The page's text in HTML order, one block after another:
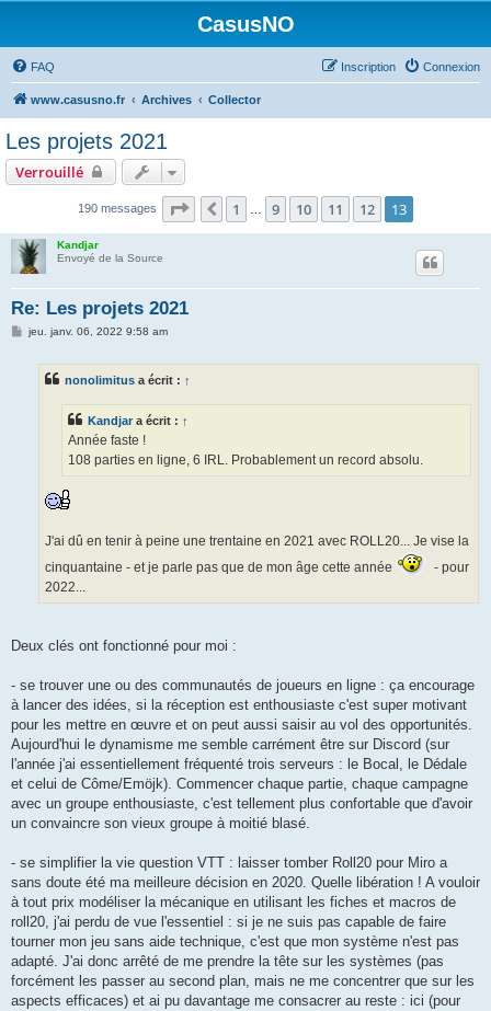
CasusNO
FAQ Connexion
Inscription
www.casusno.fr Archives Collector
Les projets 2021
Verrouillé
190 messages Page 13 sur 13
Précédent
1 9 10 11 12 13
Kandjar
Envoyé de la Source
Re: Les projets 2021
Mjeu. janv. 06, 2022 9:58 am
nonolimitus a écrit : ↑
Kandjara écrit : ↑
Année faste !
108 parties en ligne, 6 IRL. Probablement un record absolu.
J'ai dû en tenir à peine une trentaine en 2021 avec ROLL20... Je vise la
cinquantaine - et je parle pas que de mon âge cette année
- pour
2022...
Deux clés ont fonctionné pour moi :
- se trouver une ou des communautés de joueurs en ligne : ça encourage
à lancer des idées, si la réception est enthousiaste c'est super motivant
pour les mettre en œuvre et on peut aussi saisir au vol des opportunités.
Aujourd'hui le dynamisme me semble carrément être sur Discord (sur
l'année j'ai essentiellement fréquenté trois serveurs : le Bocal, le Dédale
et celui de Côme/Emöjk). Commencer chaque partie, chaque campagne
avec un groupe enthousiaste, c'est tellement plus confortable que d'avoir
un convaincre son vieux groupe à moitié blasé.
- se simplifier la vie question VTT : laisser tomber Roll20 pour Miro a
sans doute été ma meilleure décision en 2020. Quelle libération ! A vouloir
à tout prix modéliser la mécanique en utilisant les fiches et macros de
roll20, j'ai perdu de vue l'essentiel : si je ne suis pas capable de faire
tourner mon jeu sans aide technique, c'est que mon système n'est pas
adapté. J'ai donc arrêté de me prendre la tête sur les systèmes (pas
forcément les passer au second plan, mais ne me concentrer que sur les
aspects efficaces) et ai pu davantage me consacrer au reste : ici (pour